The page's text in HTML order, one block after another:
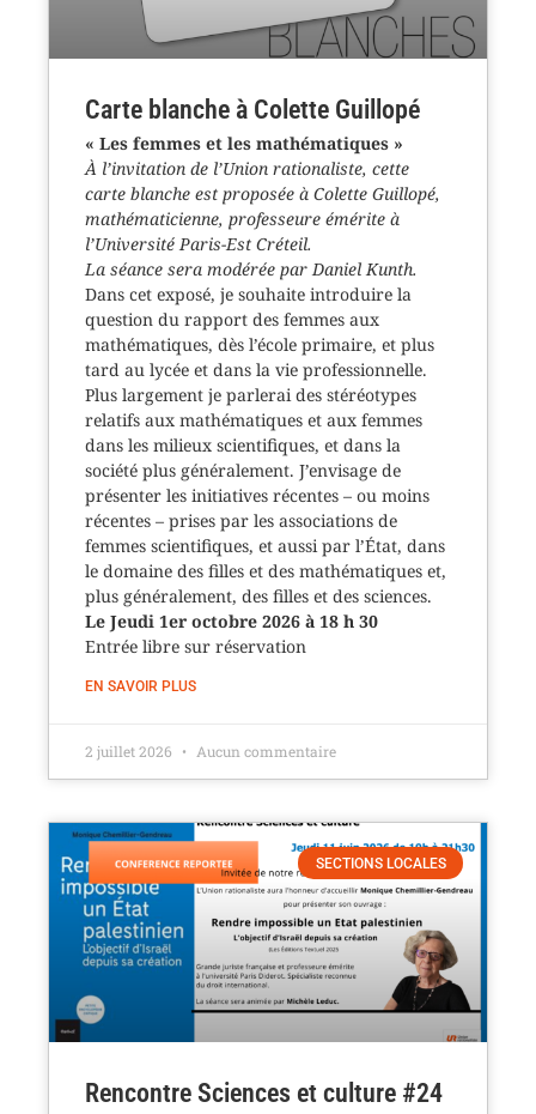
Carte blanche à Colette Guillopé
« Les femmes et les mathématiques »
À l’invitation de l’Union rationaliste, cette
carte blanche est proposée à Colette Guillopé,
mathématicienne, professeure émérite à
l’Université Paris-Est Créteil.
La séance sera modérée par Daniel Kunth.
Dans cet exposé, je souhaite introduire la
question du rapport des femmes aux
mathématiques, dès l’école primaire, et plus
tard au lycée et dans la vie professionnelle.
Plus largement je parlerai des stéréotypes
relatifs aux mathématiques et aux femmes
dans les milieux scientifiques, et dans la
société plus généralement. J’envisage de
présenter les initiatives récentes – ou moins
récentes – prises par les associations de
femmes scientifiques, et aussi par l’État, dans
le domaine des filles et des mathématiques et,
plus généralement, des filles et des sciences.
Le Jeudi 1er octobre 2026 à 18 h 30
Entrée libre sur réservation
EN SAVOIR PLUS
2 juillet 2026 Aucun commentaire
SECTIONS LOCALES
Rencontre Sciences et culture #24